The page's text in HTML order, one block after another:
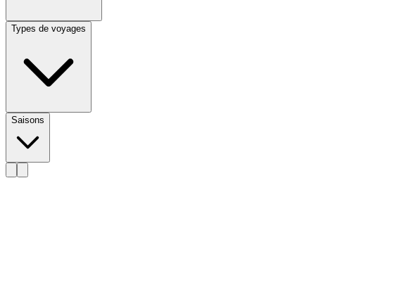
Types de voyages
Saisons